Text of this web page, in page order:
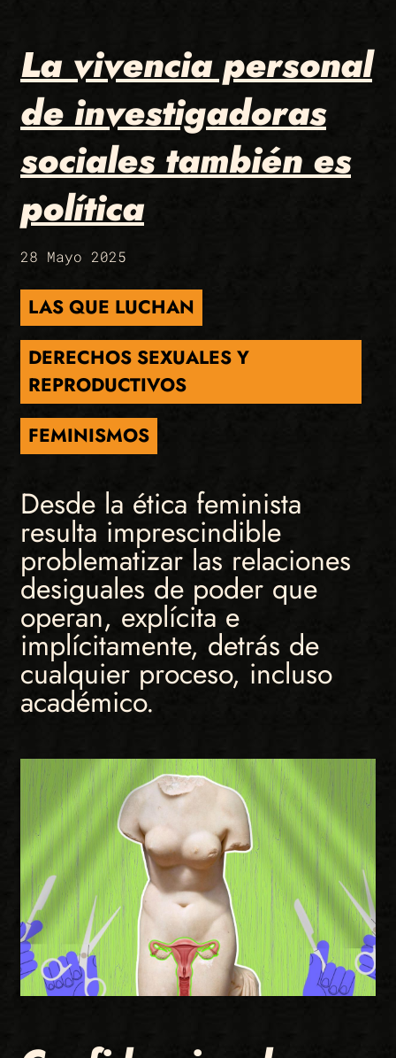
La vivencia personal
de investigadoras
sociales también es
política
28 Mayo 2025
LAS QUE LUCHAN
DERECHOS SEXUALES Y
REPRODUCTIVOS
FEMINISMOS
Desde la ética feminista
resulta imprescindible
problematizar las relaciones
desiguales de poder que
operan, explícita e
implícitamente, detrás de
cualquier proceso, incluso
académico.